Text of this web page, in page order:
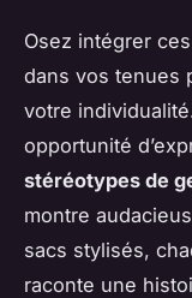
Osez intégrer
dans vos tenues
votre
opportunité
stéréotypes de
montre
sacs stylisés,
raconte une